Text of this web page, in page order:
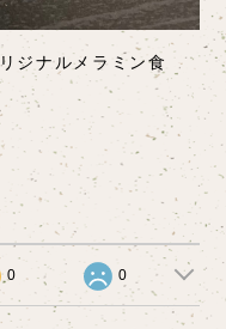
ナルメラミン食
0 0